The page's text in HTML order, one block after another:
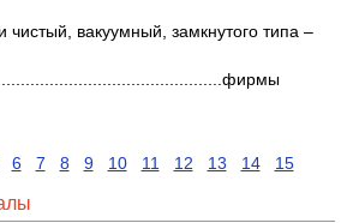
чистый, вакуумный, замкнутого типа –
6 7 8 9 10 11 12 13 14 15